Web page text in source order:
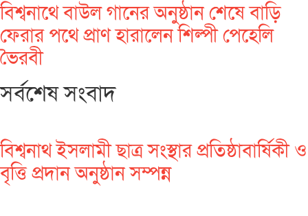
বিশ্বনাথে বাউল গানের অনুষ্ঠান শেষে বাড়ি
ফেরার পথে প্রাণ হারালেন শিল্পী পেহেলি
ভৈরবী
সর্বশেষ সংবাদ
বিশ্বনাথ ইসলামী ছাত্র সংস্থার প্রতিষ্ঠাবার্ষিকী ও
বৃত্তি প্রদান অনুষ্ঠান সম্পন্ন